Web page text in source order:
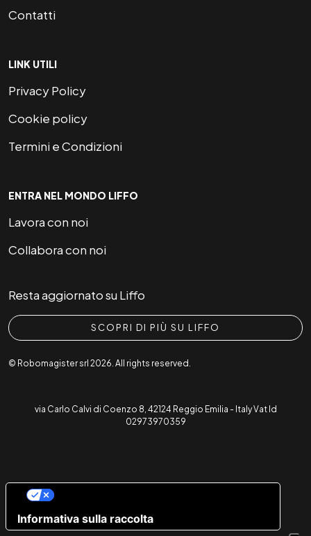
Contatti
LINK UTILI
Privacy Policy
Cookie policy
Termini e Condizioni
ENTRA NEL MONDO LIFFO
Lavora con noi
Collabora con noi
Resta aggiornato su Liffo
SCOPRI DI PIÙ SU LIFFO
© Robomagister srl 2026. All rights reserved.
via Carlo Calvi di Coenzo 8, 42124 Reggio Emilia - Italy Vat Id
02973970359
Informativa sulla raccolta
Le tue preferenze relative alla privacy